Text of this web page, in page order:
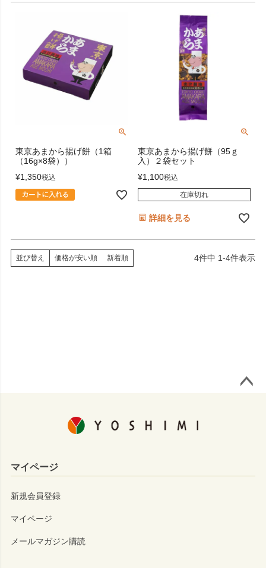
東京あまから揚げ餅（1箱
（16g×8袋））
¥1,350税込
東京あまから揚げ餅（95ｇ
入）２袋セット
¥1,100税込
在庫切れ
詳細を見る
並び替え 価格が安い順 新着順 4件中 1-4件表示
マイページ
新規会員登録
マイページ
メールマガジン購読